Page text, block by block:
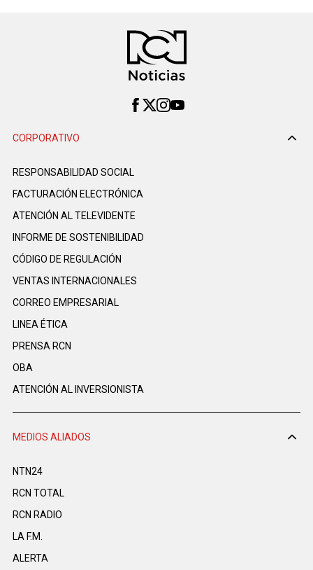
CORPORATIVO
RESPONSABILIDAD SOCIAL
FACTURACIÓN ELECTRÓNICA
ATENCIÓN AL TELEVIDENTE
INFORME DE SOSTENIBILIDAD
CÓDIGO DE REGULACIÓN
VENTAS INTERNACIONALES
CORREO EMPRESARIAL
LINEA ÉTICA
PRENSA RCN
OBA
ATENCIÓN AL INVERSIONISTA
MEDIOS ALIADOS
NTN24
RCN TOTAL
RCN RADIO
LA F.M.
ALERTA